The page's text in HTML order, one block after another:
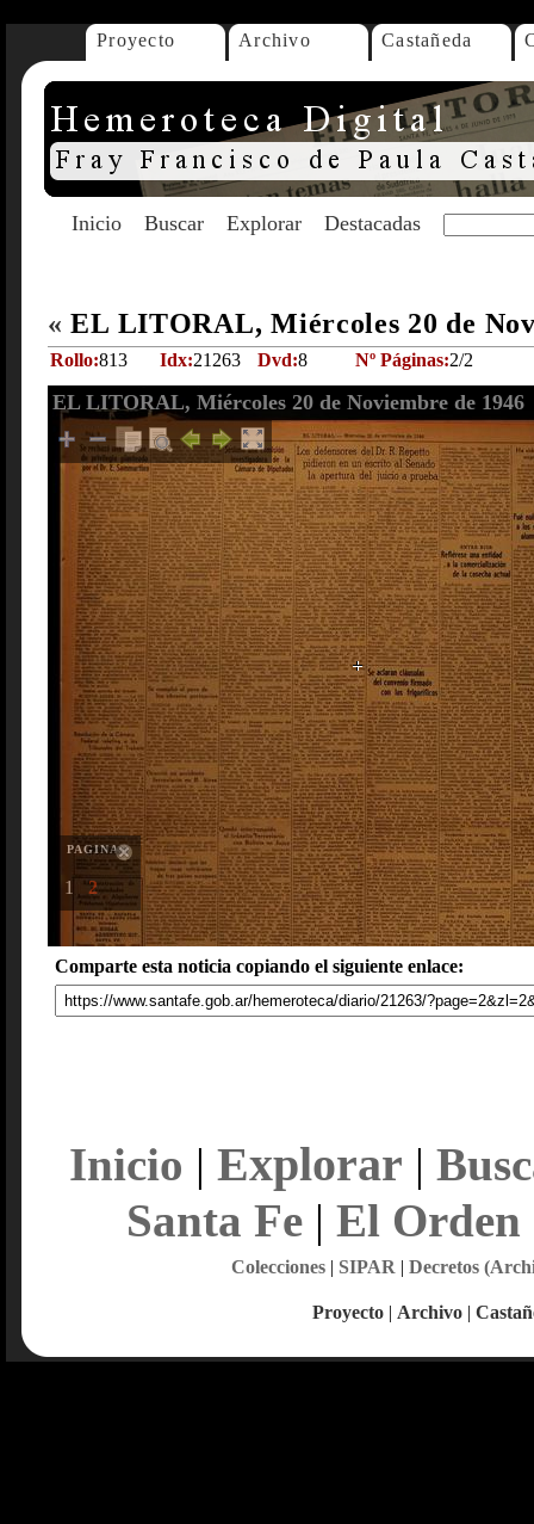
Proyecto Archivo Castañeda
Inicio Buscar Explorar Destacadas
« EL LITORAL, Miércoles 20 de
Rollo:813 Idx:21263 Dvd:8 Nº Páginas:2/2
EL LITORAL, Miércoles 20 de Noviembre de 1946
PAGINAS
1 2
Comparte esta noticia copiando el siguiente enlace:
Inicio | Explorar |
Santa Fe| El Orden
Colecciones| SIPAR | Decretos
Proyecto | Archivo |